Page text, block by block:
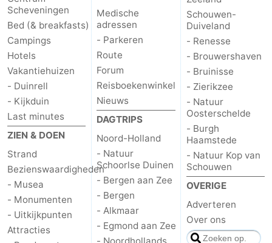
Scheveningen
Bed (& breakfasts)
Campings
Hotels
Vakantiehuizen
- Duinrell
- Kijkduin
Last minutes
ZIEN & DOEN
Strand
Bezienswaardigheden
- Musea
- Monumenten
- Uitkijkpunten
Attracties
Medische
adressen
- Parkeren
Route
Forum
Reisboekenwinkel
Nieuws
DAGTRIPS
Noord-Holland
- Natuur
Schoorlse Duinen
- Bergen aan Zee
- Bergen
- Alkmaar
- Egmond aan Zee
- Noordhollands
Schouwen-
Duiveland
- Renesse
- Brouwershaven
- Bruinisse
- Zierikzee
- Natuur
Oosterschelde
- Burgh
Haamstede
- Natuur Kop van
Schouwen
OVERIGE
Adverteren
Over ons